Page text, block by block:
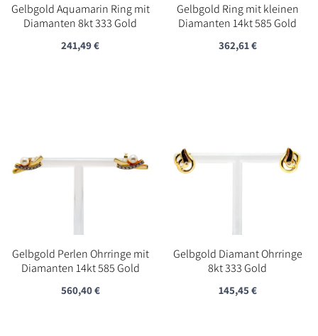
Gelbgold Aquamarin Ring mit
Diamanten 8kt 333 Gold
241,49€
Gelbgold Ring mit kleinen
Diamanten 14kt 585 Gold
362,61€
Gelbgold Perlen Ohrringe mit
Diamanten 14kt 585 Gold
560,40€
Gelbgold Diamant Ohrringe
8kt 333 Gold
145,45 €